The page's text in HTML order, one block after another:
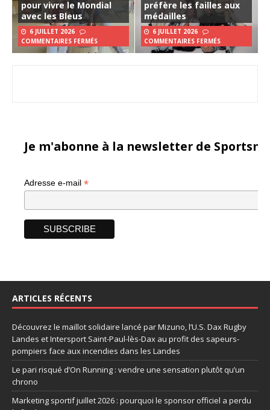
pour vivre le Mondial
avec les Bleus
6 JUILLET 2026
COMMENTAIRES FERMÉS
préfère les failles aux
médailles
6 JUILLET 2026
COMMENTAIRES FERMÉS
Je m'abonne à la newsletter de
Adresse e-mail *
ARTICLES RÉCENTS
Découvrez le maillot solidaire lancé par Mizuno, l’U.S. Dax Rugby
Landes et Intersport Saint-Paul-lès-Dax au profit des sapeurs-
pompiers face aux incendies dans les Landes
Le pari risqué d’On Running : vendre une sensation plutôt qu’un
chrono
Marketing sportif juillet 2026 : pourquoi le sponsor officiel a perdu